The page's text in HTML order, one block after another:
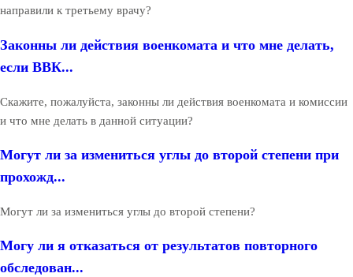
направили к третьему врачу?
Законны ли действия военкомата и что мне делать,
если ВВК...
Скажите, пожалуйста, законны ли действия военкомата и комиссии
и что мне делать в данной ситуации?
Могут ли за измениться углы до второй степени при
прохожд...
Могут ли за измениться углы до второй степени?
Могу ли я отказаться от результатов повторного
обследован...